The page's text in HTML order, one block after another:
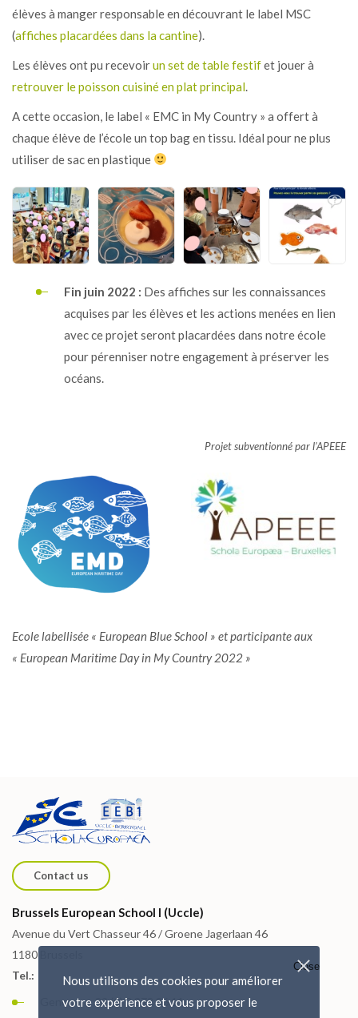
élèves à manger responsable en découvrant le label MSC
(affiches placardées dans la cantine).
Les élèves ont pu recevoirun set de table festifet jouer à
retrouver le poisson cuisiné en plat principal
A cette occasion, le label « EMC in My Country » a offert à
chaque élève de l’école un top bag en tissu. Idéal pour ne plus
utiliser de sac en plastique
Fin juin 2022 : Des affiches sur les connaissances
acquises par les élèves et les actions menées en lien
avec ce projet seront placardées dans notre école
pour pérenniser notre engagement à préserver les
océans.
Projet subventionné par l’APEEE
Ecole labellisée « European Blue School » et participante aux
« European Maritime Day in My Country 2022 »
Contact us
Brussels European School I (Uccle)
Avenue du Vert Chasseur 46 / Groene Jagerlaan 46
1180 Brussels
Tel.:
General: + 32 (0) 2 373 86 11
Nous utilisons des cookies pour améliorer
votre expérience et vous proposer le
Close